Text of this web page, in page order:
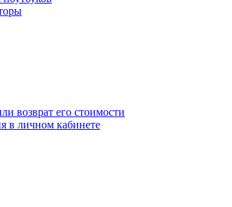
возврат его стоимости
в личном кабинете